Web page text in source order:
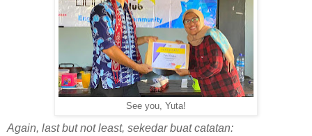
See you, Yuta!
Again, last but not least, sekedar buat catatan: